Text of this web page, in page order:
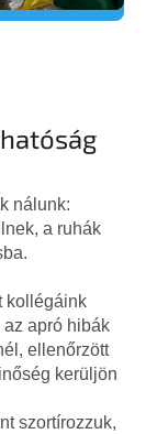
nálunk:
a ruhák
kollégáink
apró hibák
ellenőrzött
kerüljön
szortírozzuk,